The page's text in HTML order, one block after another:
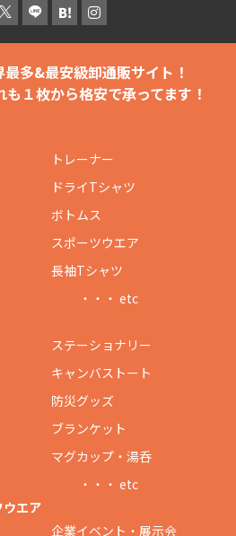
最多&最安級卸通販サイト！
も １枚から格安で承ってます！
トレーナー
ドライTシャツ
ボトムス
スポーツウエア
長袖Tシャツ
・・・ etc
ステーショナリー
キャンバストート
防災グッズ
ブランケット
マグカップ・湯呑
・・・ etc
ウエア
企業イベント・展示会